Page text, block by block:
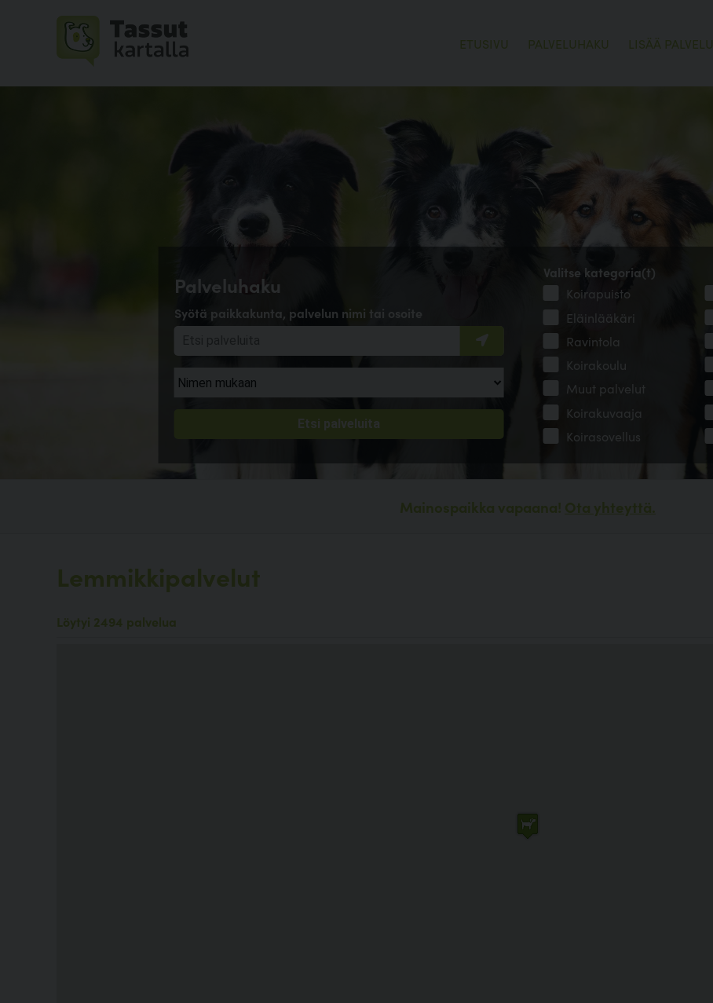
ETUSIVU PALVELUHAKU LISÄÄ PALVELU
Palveluhaku
Syötä paikkakunta, palvelun nimi tai osoite
Valitse kategoria(t)
Koirapuisto
Eläinlääkäri
Ravintola
Koirakoulu
Muut palvelut
Koirakuvaaja
Koirasovellus
Mainospaikka vapaana! Ota yhteyttä.
Lemmikkipalvelut
Löytyi 2494 palvelua